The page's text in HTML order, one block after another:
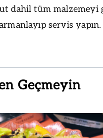
dahil tüm malzemeyi
servis yapın.
Geçmeyin